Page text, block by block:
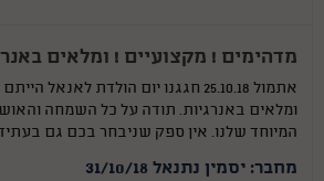
מדהימים ! מקצועיים ! ומלאים
אתמול 25.10.18 חגגנו יום הולדת
ומלאים באנרגיות. תודה על כל השמחה
המיוחד שלנו. אין ספק שניבחר בכם גם
מחבר: יסמין נתנאל 31/10/18